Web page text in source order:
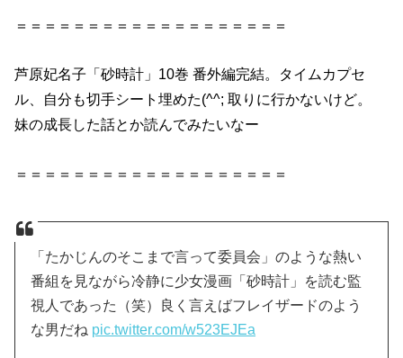
＝＝＝＝＝＝＝＝＝＝＝＝＝＝＝＝＝＝＝
芦原妃名子「砂時計」10巻 番外編完結。タイムカプセ
ル、自分も切手シート埋めた(^^; 取りに行かないけど。
妹の成長した話とか読んでみたいなー
＝＝＝＝＝＝＝＝＝＝＝＝＝＝＝＝＝＝＝
「たかじんのそこまで言って委員会」のような熱い
番組を見ながら冷静に少女漫画「砂時計」を読む監
視人であった（笑）良く言えばフレイザードのよう
な男だね pic.twitter.com/w523EJEa